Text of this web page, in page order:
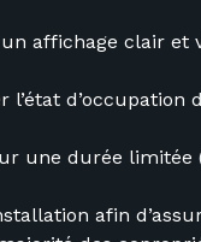
affichage clair
d’occupation
une durée
afin